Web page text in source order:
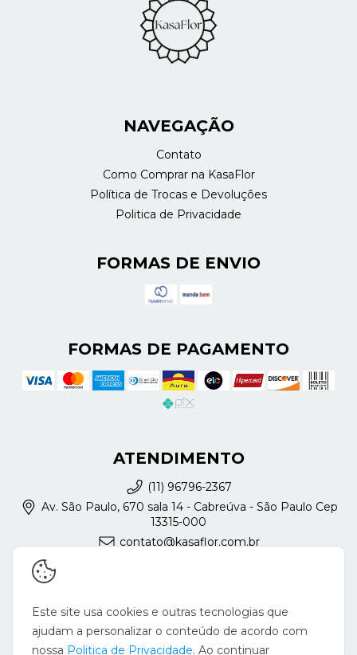
NAVEGAÇÃO
Contato
Como Comprar na KasaFlor
Política de Trocas e Devoluções
Politica de Privacidade
FORMAS DE ENVIO
FORMAS DE PAGAMENTO
ATENDIMENTO
(11) 96796-2367
Av. São Paulo, 670 sala 14 - Cabreúva - São Paulo Cep
13315-000
contato@kasaflor.com.br
Este site usa cookies e outras tecnologias que
ajudam a personalizar o conteúdo de acordo com
nossa Politica de Privacidade. Ao continuar